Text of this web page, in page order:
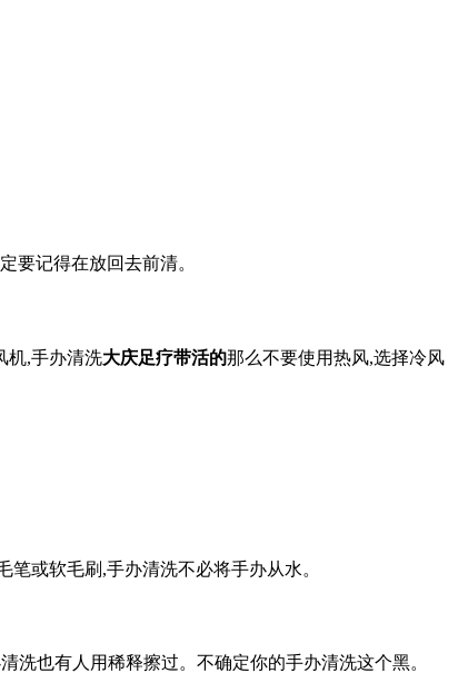
要记得在放回去前清。
机,手办清洗大庆足疗带活的那么不要使用热风,选择冷风
或软毛刷,手办清洗不必将手办从水。
也有人用稀释擦过。不确定你的手办清洗这个黑。